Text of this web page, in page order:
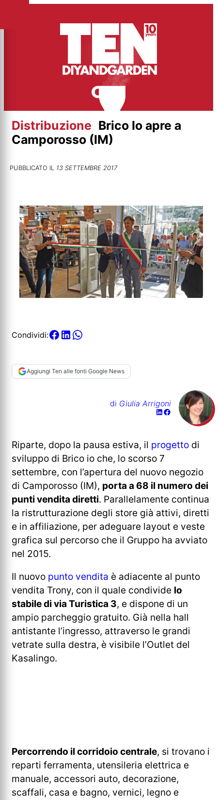
contenuto
Distribuzione Brico Io apre a
Camporosso (IM)
PUBBLICATO IL 13 SETTEMBRE 2017
Condividi:
Aggiungi Ten alle fonti Google News
di Giulia Arrigoni
Riparte, dopo la pausa estiva, il progetto di
sviluppo di Brico io che, lo scorso 7
settembre, con l’apertura del nuovo negozio
di Camporosso (IM), porta a 68 il numero dei
punti vendita diretti. Parallelamente continua
la ristrutturazione degli store già attivi, diretti
e in affiliazione, per adeguare layout e veste
grafica sul percorso che il Gruppo ha avviato
nel 2015.
Il nuovo punto vendita è adiacente al punto
vendita Trony, con il quale condivide lo
stabile di via Turistica 3, e dispone di un
ampio parcheggio gratuito. Già nella hall
antistante l’ingresso, attraverso le grandi
vetrate sulla destra, è visibile l’Outlet del
Kasalingo.
Percorrendo il corridoio centrale, si trovano i
reparti ferramenta, utensileria elettrica e
manuale, accessori auto, decorazione,
scaffali, casa e bagno, vernici, legno e